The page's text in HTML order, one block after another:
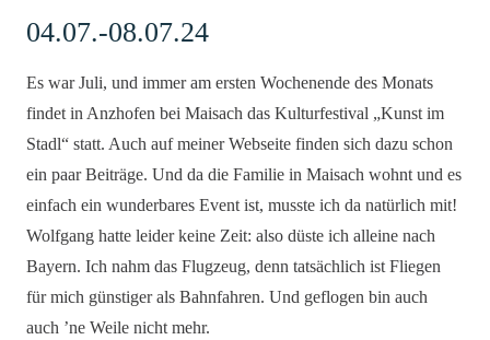
04.07.-08.07.24
Es war Juli, und immer am ersten Wochenende des Monats
findet in Anzhofen bei Maisach das Kulturfestival „Kunst im
Stadl“ statt. Auch auf meiner Webseite finden sich dazu schon
ein paar Beiträge. Und da die Familie in Maisach wohnt und es
einfach ein wunderbares Event ist, musste ich da natürlich mit!
Wolfgang hatte leider keine Zeit: also düste ich alleine nach
Bayern. Ich nahm das Flugzeug, denn tatsächlich ist Fliegen
für mich günstiger als Bahnfahren. Und geflogen bin auch
auch ’ne Weile nicht mehr.